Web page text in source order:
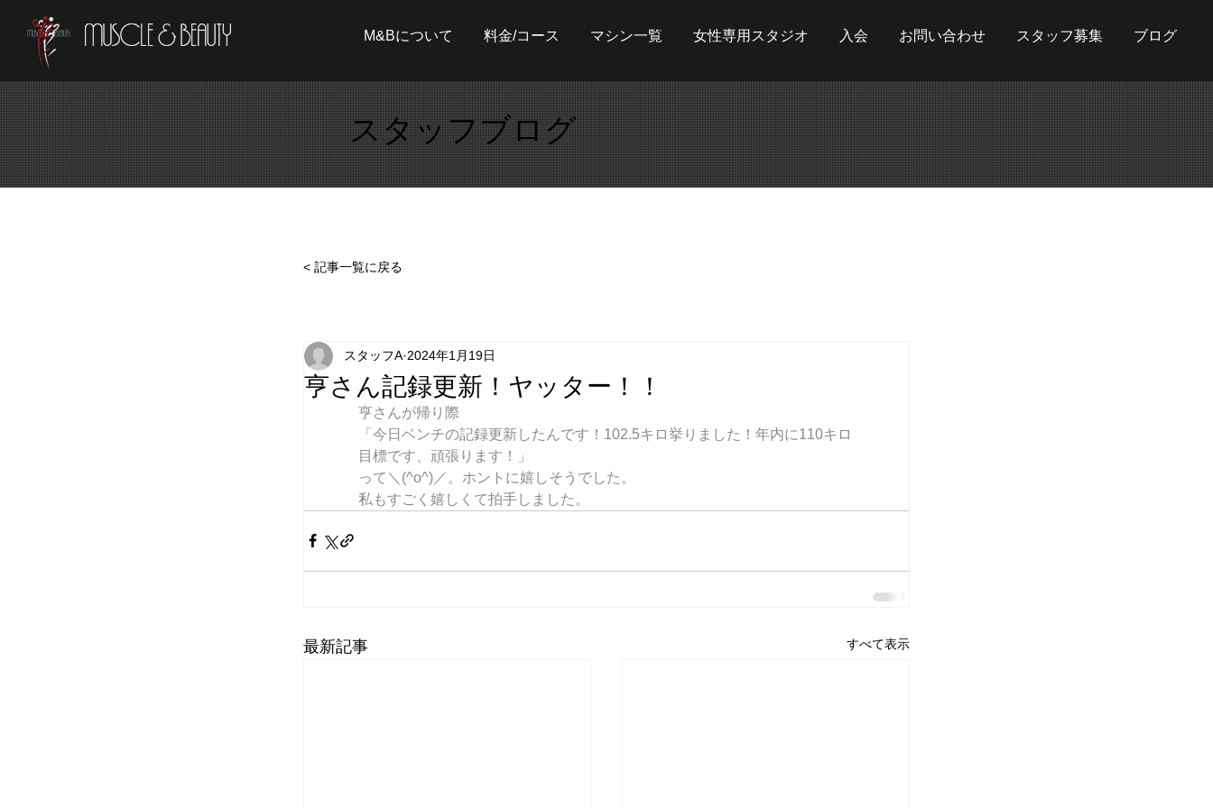
M&Bについて 料金/コース マシン一覧 女性専用スタジオ 入会 お問い合わせ スタッフ募集 ブログ
< 記事一覧に戻る
スタッフブログ
亨さん記録更新！ヤッター！！
スタッフA 2024年1月19日
亨さんが帰り際
「今日ベンチの記録更新したんです！102.5キロ挙りました！年内に110キロ
目標です、頑張ります！」
って＼(^o^)／。ホントに嬉しそうでした。
私もすごく嬉しくて拍手しました。
最新記事 すべて表示